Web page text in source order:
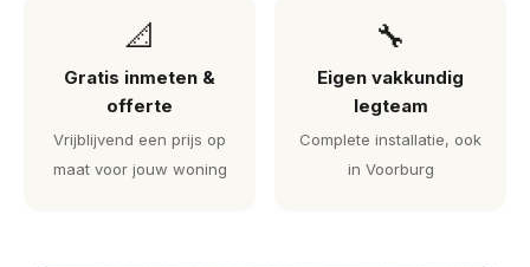
📐
Gratis inmeten &
offerte
Vrijblijvend een prijs op
maat voor jouw woning
🔧
Eigen vakkundig
legteam
Complete installatie, ook
in Voorburg